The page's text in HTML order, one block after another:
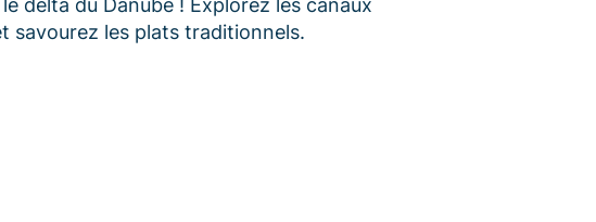
savourez les plats traditionnels.